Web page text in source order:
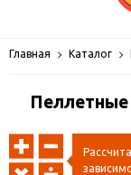
Главная Каталог
Пеллетные